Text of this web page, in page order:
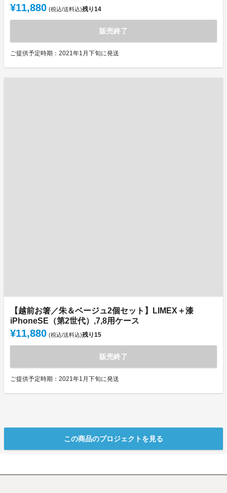
¥11,880 (税込/送料込)残り14
販売終了
ご提供予定時期：2021年1月下旬に発送
【越前お箸／朱＆ベージュ2個セット】LIMEX＋漆
iPhoneSE（第2世代）,7,8用ケース
¥11,880 (税込/送料込)残り15
販売終了
ご提供予定時期：2021年1月下旬に発送
この商品のプロジェクトを見る